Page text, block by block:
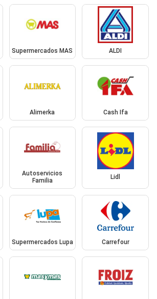
Supermercados MAS ALDI
Alimerka Cash Ifa
Autoservicios
Familia
Lidl
Supermercados Lupa Carrefour